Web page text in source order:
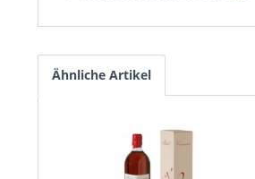
Ähnliche Artikel